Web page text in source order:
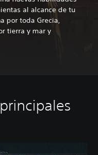
al alcance de tu
por toda Grecia,
tierra y mar y